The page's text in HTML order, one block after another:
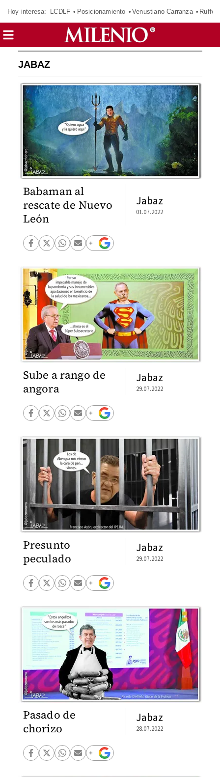
Hoy interesa: LCDLF Posicionamiento Venustiano Carranza Ruffo
JABAZ
Babaman al
rescate de Nuevo
León
Jabaz
01.07.2022
Sube a rango de
angora
Jabaz
29.07.2022
Presunto
peculado
Jabaz
29.07.2022
Pasado de
chorizo
Jabaz
28.07.2022